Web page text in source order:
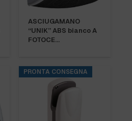
ASCIUGAMANO
“UNIK” ABS bianco A
FOTOCE…
PRONTA CONSEGNA